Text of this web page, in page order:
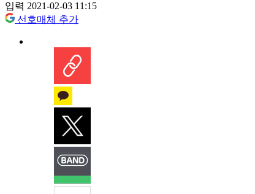
입력 2021-02-03 11:15
선호매체 추가